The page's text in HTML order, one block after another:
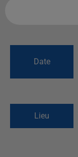
Date
Lieu